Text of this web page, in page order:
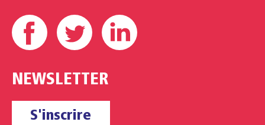
Facebook Twitter
NEWSLETTER
S'inscrire